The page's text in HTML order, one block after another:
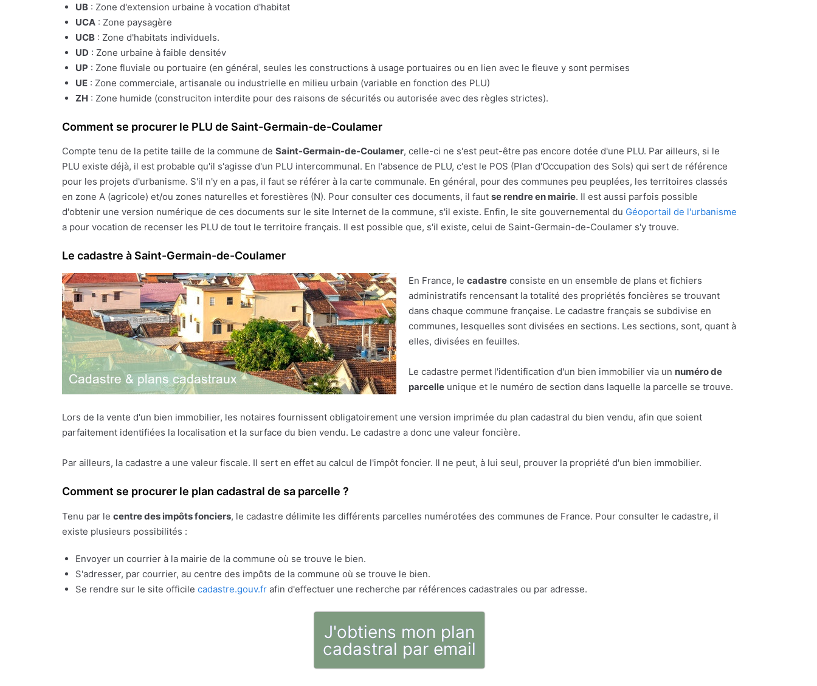
UB : Zone d'extension urbaine à vocation d'habitat
UCA : Zone paysagère
UCB : Zone d'habitats individuels.
UD : Zone urbaine à faible densitév
UP : Zone fluviale ou portuaire (en général, seules les constructions à usage portuaires ou en lien avec le fleuve y sont permises
UE : Zone commerciale, artisanale ou industrielle en milieu urbain (variable en fonction des PLU)
ZH : Zone humide (construciton interdite pour des raisons de sécurités ou autorisée avec des règles strictes).
Comment se procurer le PLU de Saint-Germain-de-Coulamer
Compte tenu de la petite taille de la commune de Saint-Germain-de-Coulamer, celle-ci ne s'est peut-être pas encore dotée d'une PLU. Par ailleurs, si le
PLU existe déjà, il est probable qu'il s'agisse d'un PLU intercommunal. En l'absence de PLU, c'est le POS (Plan d'Occupation des Sols) qui sert de référence
pour les projets d'urbanisme. S'il n'y en a pas, il faut se référer à la carte communale. En général, pour des communes peu peuplées, les territoires classés
en zone A (agricole) et/ou zones naturelles et forestières (N). Pour consulter ces documents, il faut se rendre en mairie. Il est aussi parfois possible
d'obtenir une version numérique de ces documents sur le site Internet de la commune, s'il existe. Enfin, le site gouvernemental du Géoportail de l'urbanisme
a pour vocation de recenser les PLU de tout le territoire français. Il est possible que, s'il existe, celui de Saint-Germain-de-Coulamer s'y trouve.
Le cadastre à Saint-Germain-de-Coulamer
En France, le cadastre consiste en un ensemble de plans et fichiers
administratifs rencensant la totalité des propriétés foncières se trouvant
dans chaque commune française. Le cadastre français se subdivise en
communes, lesquelles sont divisées en sections. Les sections, sont, quant à
elles, divisées en feuilles.
Le cadastre permet l'identification d'un bien immobilier via un numéro de
parcelle unique et le numéro de section dans laquelle la parcelle se trouve.
Lors de la vente d'un bien immobilier, les notaires fournissent obligatoirement une version imprimée du plan cadastral du bien vendu, afin que soient
parfaitement identifiées la localisation et la surface du bien vendu. Le cadastre a donc une valeur foncière.
Par ailleurs, la cadastre a une valeur fiscale. Il sert en effet au calcul de l'impôt foncier. Il ne peut, à lui seul, prouver la propriété d'un bien immobilier.
Comment se procurer le plan cadastral de sa parcelle ?
Tenu par le centre des impôts fonciers, le cadastre délimite les différents parcelles numérotées des communes de France. Pour consulter le cadastre, il
existe plusieurs possibilités :
Envoyer un courrier à la mairie de la commune où se trouve le bien.
S'adresser, par courrier, au centre des impôts de la commune où se trouve le bien.
Se rendre sur le site officile cadastre.gouv.fr afin d'effectuer une recherche par références cadastrales ou par adresse.
J'obtiens mon plan
cadastral par email